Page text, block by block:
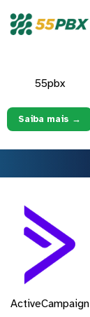
55pbx
Saiba mais →
ActiveCampaign